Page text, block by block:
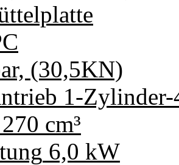
(30,5KN)
1-
270 cm³
6,0 kW